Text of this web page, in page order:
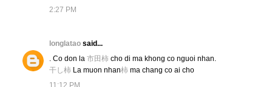
2:27 PM
longlatao said...
. Co don la 市田柿 cho di ma khong co nguoi nhan.
干し柿 La muon nhan柿 ma chang co ai cho
11:12 PM